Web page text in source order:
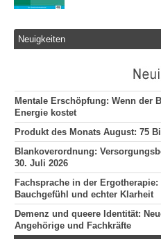
Neuigkeiten
Mentale Erschöpfung: Wenn der
Energie kostet
Produkt des Monats August: 75
Blankoverordnung:
30. Juli 2026
Fachsprache in der
Bauchgefühl und echter Klarheit
Demenz und queere Identität:
Angehörige und Fachkräfte